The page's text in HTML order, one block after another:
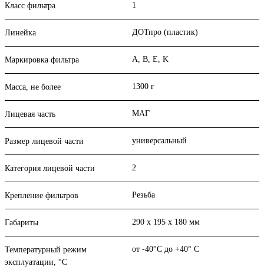
Класс фильтра 1
Линейка ДОТпро (пластик)
Маркировка фильтра A, B, E, K
Масса, не более 1300 г
Лицевая часть МАГ
Размер лицевой части универсальный
Категория лицевой части 2
Крепление фильтров Резьба
Габариты 290 х 195 х 180 мм
Температурный режим
эксплуатации, °C
от -40°C до +40° C